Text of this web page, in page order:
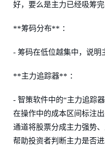
好，要么是主力已经吸筹完
**筹码分布** ：
- 筹码在低位越集中，说明
**主力追踪器** ：
- 智策软件中的“主力追踪
在操作中的成本区间标注
通道将股票分成主力强势
帮助投资者判断主力是否进